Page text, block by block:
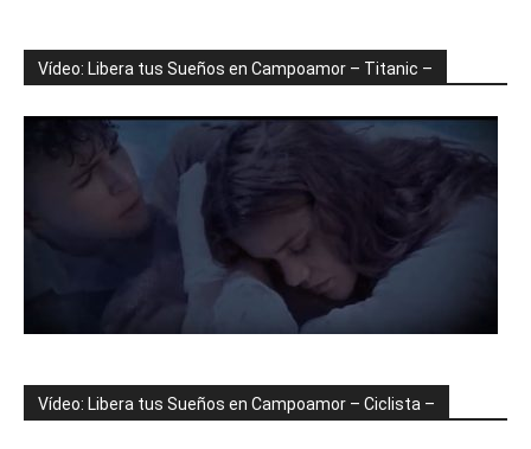
Vídeo: Libera tus Sueños en Campoamor – Titanic –
Vídeo: Libera tus Sueños en Campoamor – Ciclista –